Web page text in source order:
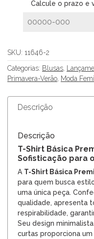
Calcule o prazo e
SKU: 11646-2
Categorias: Blusas,
Primavera-Verão, Moda
Descrição
Descrição
T-Shirt Básica
Sofisticação para
A T-Shirt Básica
para quem busca
uma única peça.
qualidade, apresenta
respirabilidade,
Seu design
curtas proporciona